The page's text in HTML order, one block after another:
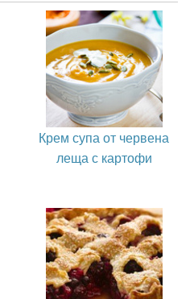
Крем супа от червена
леща с картофи